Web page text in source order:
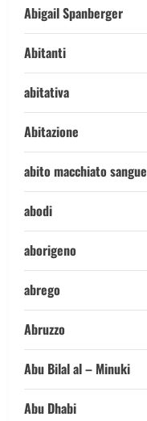
Abigail Spanberger
Abitanti
abitativa
Abitazione
abito macchiato sangue
abodi
aborigeno
abrego
Abruzzo
Abu Bilal al – Minuki
Abu Dhabi